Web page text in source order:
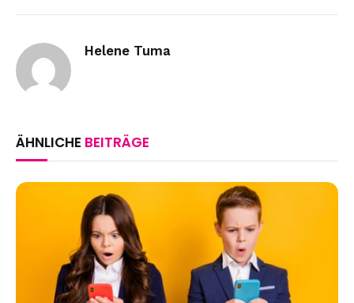
Helene Tuma
ÄHNLICHE BEITRÄGE